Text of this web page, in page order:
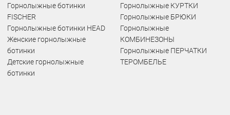
Горнолыжные ботинки
FISCHER
Горнолыжные ботинки HEAD
Женские горнолыжные
ботинки
Детские горнолыжные
ботинки
Горнолыжные КУРТКИ
Горнолыжные БРЮКИ
Горнолыжные
КОМБИНЕЗОНЫ
Горнолыжные ПЕРЧАТКИ
ТЕРОМБЕЛЬЕ